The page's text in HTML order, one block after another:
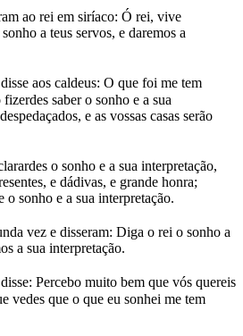
ao rei em siríaco: Ó rei, vive
a teus servos, e daremos a
aos caldeus: O que foi me tem
saber o sonho e a sua
e as vossas casas serão
o sonho e a sua interpretação,
e dádivas, e grande honra;
o sonho e a sua interpretação.
vez e disseram: Diga o rei o sonho a
a sua interpretação.
Percebo muito bem que vós quereis
vedes que o que eu sonhei me tem